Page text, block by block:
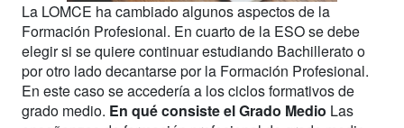
La LOMCE ha cambiado algunos aspectos de la
Formación Profesional. En cuarto de la ESO se debe
elegir si se quiere continuar estudiando Bachillerato o
por otro lado decantarse por la Formación Profesional.
En este caso se accedería a los ciclos formativos de
grado medio. En qué consiste el Grado Medio Las